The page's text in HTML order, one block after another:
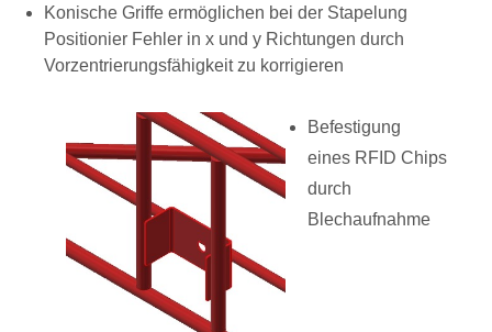
Konische Griffe ermöglichen bei der Stapelung
Positionier Fehler in x und y Richtungen durch
Vorzentrierungsfähigkeit zu korrigieren
Befestigung
eines RFID Chips
durch
Blechaufnahme